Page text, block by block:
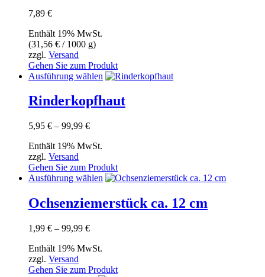
7,89 €
Enthält 19% MwSt.
(31,56 € / 1000 g)
zzgl. Versand
Gehen Sie zum Produkt
Ausführung wählen Dieses
weist
mehrere
auf
der
gewählt
Rinderkopfhaut
5,95 € – 99,99 €Preisspanne:
bis
Enthält 19% MwSt.
zzgl. Versand
Gehen Sie zum Produkt
Ausführung wählen Dieses
weist
mehrere
auf
Ochsenziemerstück ca. 12 cm
1,99 € – 99,99 €Preisspanne:
bis
Enthält 19% MwSt.
zzgl. Versand
Gehen Sie zum Produkt